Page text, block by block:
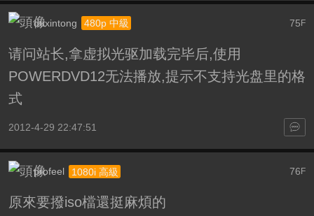
75 F
duxintong 480p 中級
请问站长,拿虚拟光驱加载完毕后,使用
POWERDVD12无法播放,提示不支持光盘里的格
式
2012-4-29 22:47:51
76 F
profeel 1080i 高級
原來要撥iso檔還挺麻煩的